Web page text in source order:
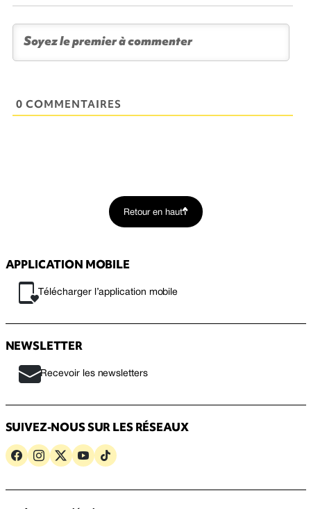
0 COMMENTAIRES
Retour en haut
APPLICATION MOBILE
Télécharger l’application mobile
NEWSLETTER
Recevoir les newsletters
SUIVEZ-NOUS SUR LES RÉSEAUX